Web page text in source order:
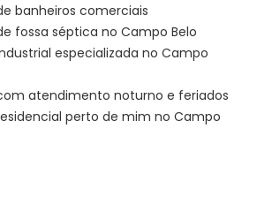
banheiros comerciais
fossa séptica no Campo Belo
especializada no Campo
atendimento noturno e feriados
perto de mim no Campo